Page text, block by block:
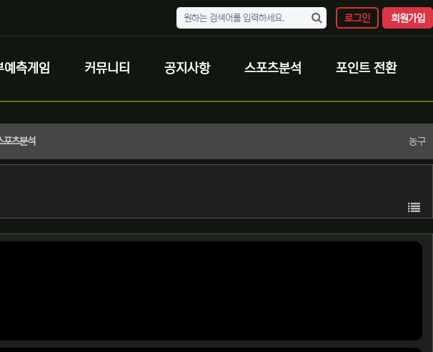
로그인 회원가입
예측게임 커뮤니티 공지사항 스포츠분석 포인트 전환
츠분석 농구
목